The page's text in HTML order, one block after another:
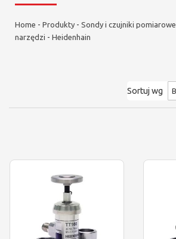
Home - Produkty - Sondy i czujniki pomiarowe
narzędzi - Heidenhain
Sortuj wg